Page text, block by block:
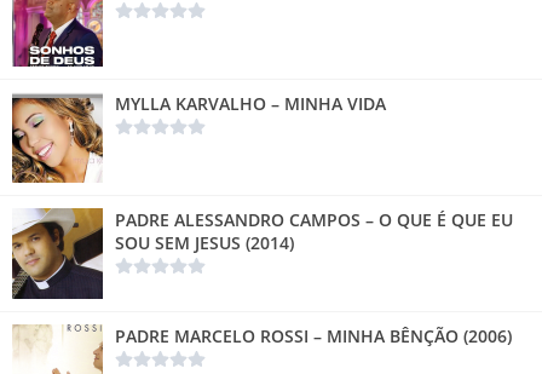
MYLLA KARVALHO – MINHA VIDA
PADRE ALESSANDRO CAMPOS – O QUE É QUE EU
SOU SEM JESUS (2014)
PADRE MARCELO ROSSI – MINHA BÊNÇÃO (2006)